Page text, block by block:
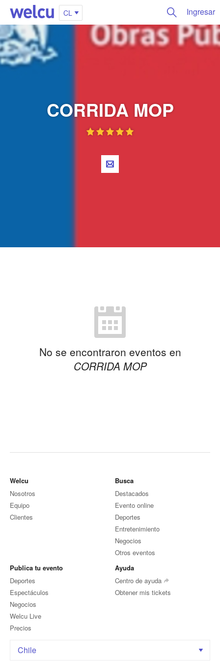
CL Ingresar
CORRIDA MOP
No se encontraron eventos en
CORRIDA MOP
Welcu
Nosotros
Equipo
Clientes
Busca
Destacados
Evento online
Deportes
Entretenimiento
Negocios
Otros eventos
Publica tu evento
Deportes
Espectáculos
Negocios
Welcu Live
Precios
Ayuda
Centro de ayuda
Obtener mis tickets
Chile